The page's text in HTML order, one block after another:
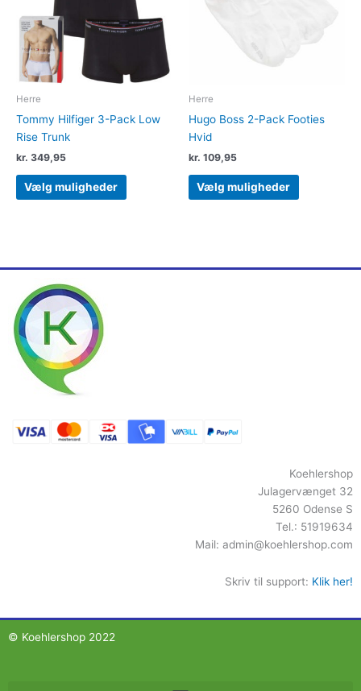
Herre
Tommy Hilfiger 3-Pack Low
Rise Trunk
kr. 349,95
Vælg muligheder
varianter.
Mulighederne
på
Herre
Hugo Boss 2-Pack Footies
Hvid
kr. 109,95
Vælg muligheder
kan
Koehlershop
Julagervænget 32
5260 Odense S
Tel.: 51919634
Mail: admin@koehlershop.com
Skriv til support: Klik her!
© Koehlershop 2022